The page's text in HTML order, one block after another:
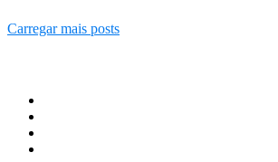
Carregar mais posts